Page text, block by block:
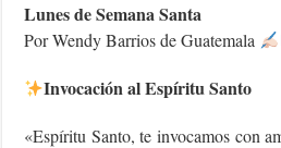
Lunes de Semana Santa
Por Wendy Barrios de Guatemala
Invocación al Espíritu Santo
«Espíritu Santo, te invocamos con